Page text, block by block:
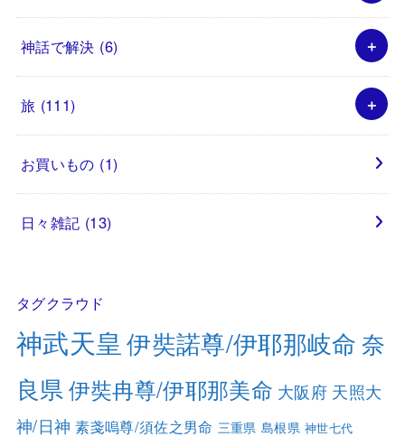
神話で解決 (6)
旅 (111)
お買いもの (1)
日々雑記 (13)
タグクラウド
神武天皇 伊奘諾尊/伊耶那岐命 奈
良県 伊奘冉尊/伊耶那美命 大阪府 天照大
神/日神 素戔嗚尊/須佐之男命 三重県 島根県 神世七代